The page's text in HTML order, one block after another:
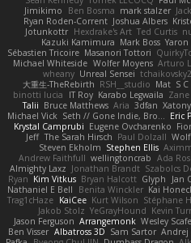
Jimikimo
Ben Bosma mark stalzer
Ryan Roden-Corrent Joshua Albers
Jotunkottr Hexdrake's Art Ted Curtis
Kazuki Kamimura Mark Boss Yaron
Sébastien Tricoire Masanori Tottori
Michael Whiteside Wolfer Moyens Arturo
wheany Unreal Sensei tchaikovsky2
大重生-TheRebirth RSH__studio Mat S C
binotti lucia
IT Roy Karabo Legwaila
Talii Bruce Matthews Aria 3dfan
Michael Vick Seth // Gone Indie, Bro... Eric
Krystal Camprubi Eugene Ovcharenko
Jeff The Sarah Hirsch Paul Dolzall
Steven Ekholm Stephen Ellis
Andrew Faithfull wellingtoncrab Ada
Almighty Laxz Jonathan Brandt Szabolcs
Ryan Kim Vitkus Bryan Halcott Glyph Jan
Nathaniel E Bell
Benita Winckler Kai
Trag1cHaze KaiCee Kurt Wilson Stéphane
Jakob Stolz YeGrayHound Kevin
Jason Ferguson Arrangemonk Wesley Scafe
Ben Visser Albatross 3D Sam Sartor Andrej